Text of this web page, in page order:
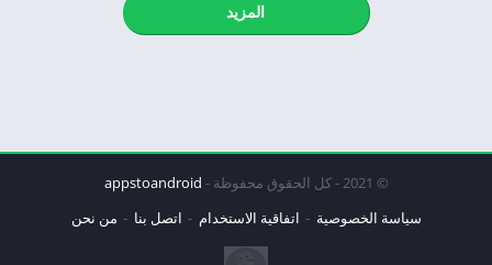
المزيد
© 2021 - كل الحقوق محفوظة -
appstoandroid
سياسة الخصوصية
اتفاقية الاستخدام اتصل بنا من نحن